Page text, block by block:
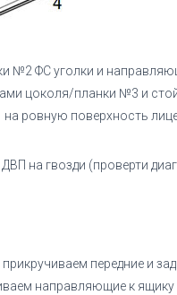
№2 ФС уголки и
цоколя/планки №3 и
ровную поверхность
ДВП на
передние и
направляющие к